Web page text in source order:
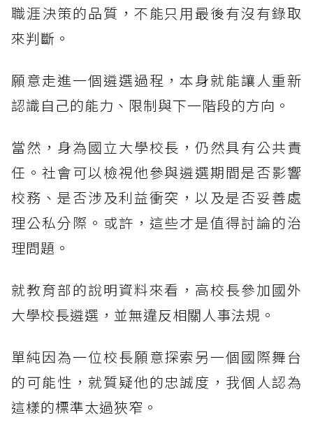
職涯決策的品質，不能只用最後有沒有錄取
來判斷。
願意走進一個遴選過程，本身就能讓人重新
認識自己的能力、限制與下一階段的方向。
當然，身為國立大學校長，仍然具有公共責
任。社會可以檢視他參與遴選期間是否影響
校務、是否涉及利益衝突，以及是否妥善處
理公私分際。或許，這些才是值得討論的治
理問題。
就教育部的說明資料來看，高校長參加國外
大學校長遴選，並無違反相關人事法規。
單純因為一位校長願意探索另一個國際舞台
的可能性，就質疑他的忠誠度，我個人認為
這樣的標準太過狹窄。